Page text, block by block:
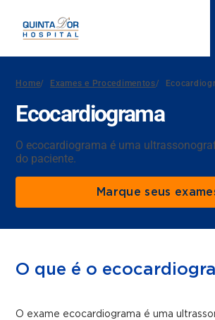
Home/ Exames e Procedimentos/
Ecocardiograma
O ecocardiograma é uma
do paciente.
Marque seus
O que é o
O exame ecocardiograma é uma